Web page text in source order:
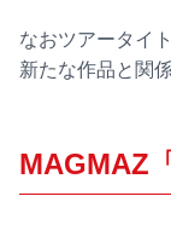
なおツアータイ
新たな作品と関
MAGMAZ